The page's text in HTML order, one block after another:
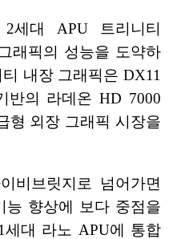
세대 APU 트리니티
래픽의 성능을 도약하
내장 그래픽은 DX11
반의 라데온 HD 7000
형 외장 그래픽 시장을
비브릿지로 넘어가면
능 향상에 보다 중점을
대 라노 APU에 통합